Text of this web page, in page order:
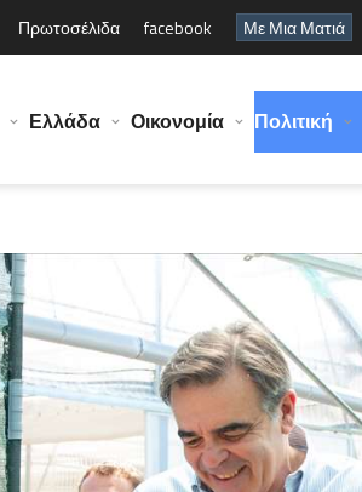
Πρωτοσέλιδα facebook Με Μια Ματιά
Ελλάδα Οικονομία Πολιτική